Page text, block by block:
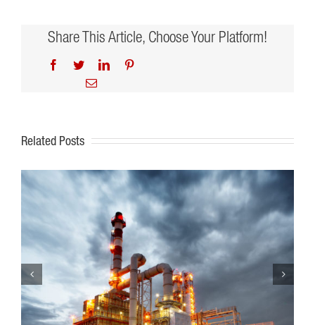
Share This Article, Choose Your Platform!
Facebook
TwitterLinkedIn
Email
Related Posts